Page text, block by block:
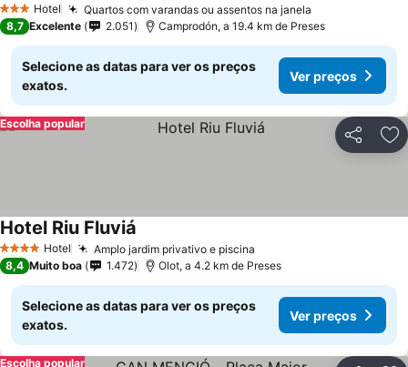
3 EstrelasHotel Quartos com varandas ou assentos na janela
8,7 Excelente 2.051 Camprodón, a 19.4 km de Preses
Selecione as datas para ver os preços
exatos.
Ver preços
Partilhar
Escolha popular
4 EstrelasHotel Amplo jardim privativo e piscina
Hotel Riu Fluviá
8,4 Muito boa 1.472 Olot, a 4.2 km de Preses
Selecione as datas para ver os preços
exatos.
Ver preços
Escolha popular